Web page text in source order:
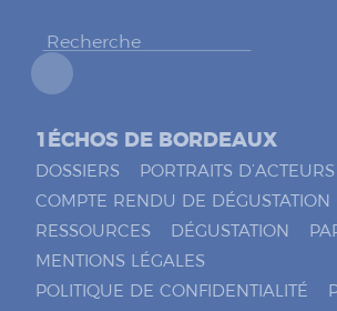
1ÉCHOS DE BORDEAUX
DOSSIERS PORTRAITS D’ACTEURS
COMPTE RENDU DE DÉGUSTATION
RESSOURCES
DÉGUSTATION
MENTIONS LÉGALES
POLITIQUE DE CONFIDENTIALITÉ